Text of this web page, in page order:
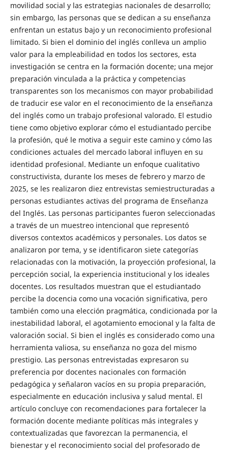
movilidad social y las estrategias nacionales de desarrollo;
sin embargo, las personas que se dedican a su enseñanza
enfrentan un estatus bajo y un reconocimiento profesional
limitado. Si bien el dominio del inglés conlleva un amplio
valor para la empleabilidad en todos los sectores, esta
investigación se centra en la formación docente; una mejor
preparación vinculada a la práctica y competencias
transparentes son los mecanismos con mayor probabilidad
de traducir ese valor en el reconocimiento de la enseñanza
del inglés como un trabajo profesional valorado. El estudio
tiene como objetivo explorar cómo el estudiantado percibe
la profesión, qué le motiva a seguir este camino y cómo las
condiciones actuales del mercado laboral influyen en su
identidad profesional. Mediante un enfoque cualitativo
constructivista, durante los meses de febrero y marzo de
2025, se les realizaron diez entrevistas semiestructuradas a
personas estudiantes activas del programa de Enseñanza
del Inglés. Las personas participantes fueron seleccionadas
a través de un muestreo intencional que representó
diversos contextos académicos y personales. Los datos se
analizaron por tema, y se identificaron siete categorías
relacionadas con la motivación, la proyección profesional, la
percepción social, la experiencia institucional y los ideales
docentes. Los resultados muestran que el estudiantado
percibe la docencia como una vocación significativa, pero
también como una elección pragmática, condicionada por la
inestabilidad laboral, el agotamiento emocional y la falta de
valoración social. Si bien el inglés es considerado como una
herramienta valiosa, su enseñanza no goza del mismo
prestigio. Las personas entrevistadas expresaron su
preferencia por docentes nacionales con formación
pedagógica y señalaron vacíos en su propia preparación,
especialmente en educación inclusiva y salud mental. El
artículo concluye con recomendaciones para fortalecer la
formación docente mediante políticas más integrales y
contextualizadas que favorezcan la permanencia, el
bienestar y el reconocimiento social del profesorado de